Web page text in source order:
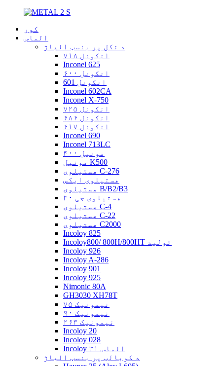
کور
الماس
د نکل پر بنسټ الیاژ
انکونل ۷۱۸
Inconel 625
انکونل ۶۰۰
انکونل 601
Inconel 602CA
Inconel X-750
انکونل ۷۲۵
انکونل ۶۸۶
انکونل ۶۱۷
Inconel 690
Inconel 713LC
مونیل ۴۰۰
مونیل K500
هستیلوی C-276
هستیلوی ایکس
هستیلوی B/B2/B3
هستیلوی جی ۳۰
هستیلوی C-4
هستیلوی C-22
هستیلوی C2000
Incoloy 825
Incoloy800/ 800H/800HT تولید
Incoloy 926
Incoloy A-286
Incoloy 901
Incoloy 925
Nimonic 80A
GH3030 XH78T
نیمونیک ۷۵
نیمونیک ۹۰
نیمونیک ۲۶۳
Incoloy 20
Incoloy 028
Incoloy الماس ۳۱
د کوبالټ پر بنسټ الیاژ